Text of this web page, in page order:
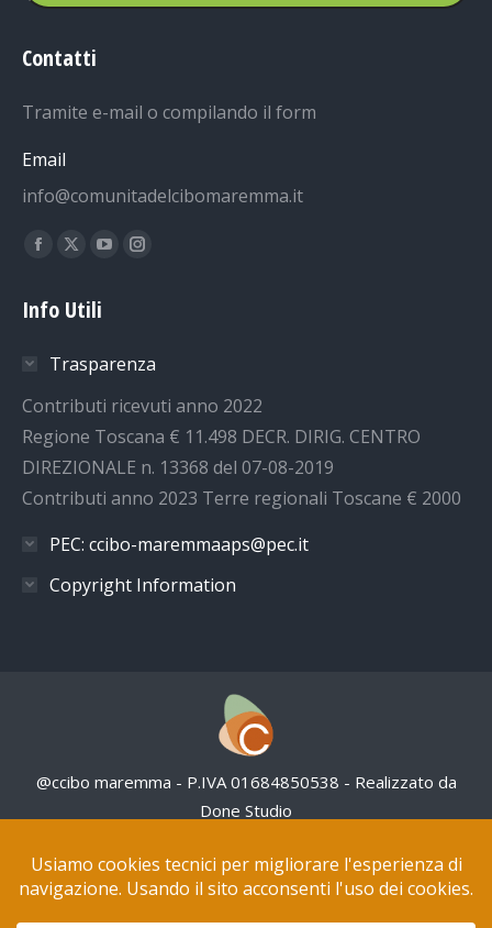
Contatti
Tramite e-mail o compilando il form
Email
info@comunitadelcibomaremma.it
Ci puoi trovare su:
Facebook
opens
new
window
X
opens
new
window
YouTube
new
window
Instagram
new
window
Info Utili
Trasparenza
Contributi ricevuti anno 2022
Regione Toscana € 11.498 DECR. DIRIG. CENTRO
DIREZIONALE n. 13368 del 07-08-2019
Contributi anno 2023 Terre regionali Toscane € 2000
PEC: ccibo-maremmaaps@pec.it
Copyright Information
@ccibo maremma - P.IVA 01684850538 - Realizzato da
Done Studio
Tutte le opere in questo sito web sono distribuite con
Licenza Creative Commons Attribuzione – Non